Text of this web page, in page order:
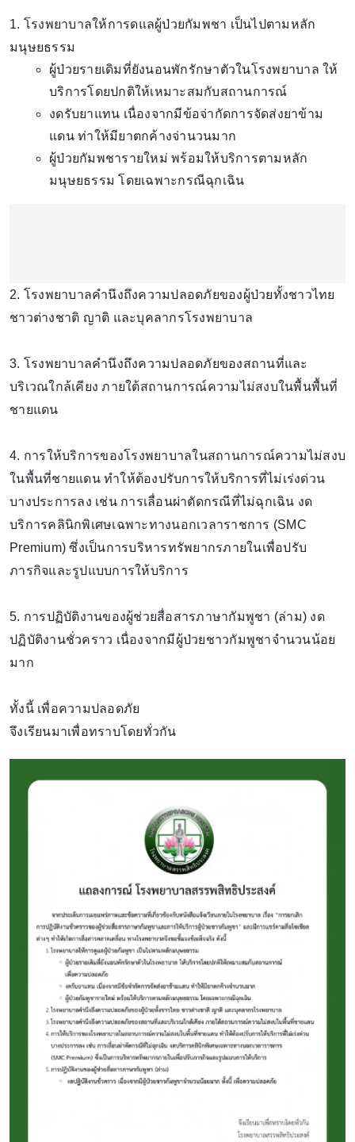
1. โรงพยาบาลให้การดแลผู้ป่วยกัมพชา เป็นไปตามหลัก
มนุษยธรรม
ผู้ป่วยรายเดิมที่ยังนอนพักรักษาตัวในโรงพยาบาล ให้
บริการโดยปกติให้เหมาะสมกับสถานการณ์
งดรับยาแทน เนื่องจากมีข้อจ่ากัดการจัดส่งยาข้าม
แดน ท่าให้มียาตกค้างจ่านวนมาก
ผู้ป่วยกัมพชารายใหม่ พร้อมให้บริการตามหลัก
มนุษยธรรม โดยเฉพาะกรณีฉุกเฉิน
2. โรงพยาบาลคำนึงถึงความปลอดภัยของผู้ป่วยทั้งชาวไทย
ชาวต่างชาติ ญาติ และบุคลากรโรงพยาบาล
3. โรงพยาบาลคำนึงถึงความปลอดภัยของสถานที่และ
บริเวณใกล้เคียง ภายใต้สถานการณ์ความไม่สงบในพื้นพื้นที่
ชายแดน
4. การให้บริการของโรงพยาบาลในสถานการณ์ความไม่สงบ
ในพื้นที่ชายแดน ทำให้ต้องปรับการให้บริการที่ไม่เร่งด่วน
บางประการลง เช่น การเลื่อนผ่าตัดกรณีที่ไม่ฉุกเฉิน งด
บริการคลินิกพิเศษเฉพาะทางนอกเวลาราชการ (SMC
Premium) ซึ่งเป็นการบริหารทรัพยากรภายในเพื่อปรับ
ภารกิจและรูปแบบการให้บริการ
5. การปฏิบัติงานของผู้ช่วยสื่อสารภาษากัมพูชา (ล่าม) งด
ปฏิบัติงานชั่วคราว เนื่องจากมีผู้ป่วยชาวกัมพูชาจำนวนน้อย
มาก
ทั้งนี้ เพื่อความปลอดภัย
จึงเรียนมาเพื่อทราบโดยทั่วกัน